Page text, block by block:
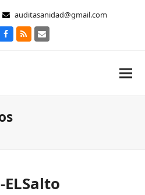
auditasanidad@gmail.com
Facebook
RSS Correo